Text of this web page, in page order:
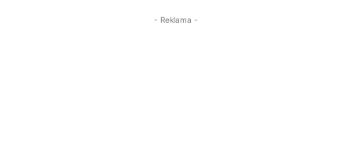
- Reklama -